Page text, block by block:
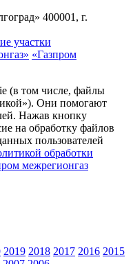
400001, г.
участки
«Газпром
(в том числе, файлы
Они помогают
Нажав кнопку
на обработку файлов
пользователей
обработки
межрегионгаз
2019 2018 2017 2016 2015